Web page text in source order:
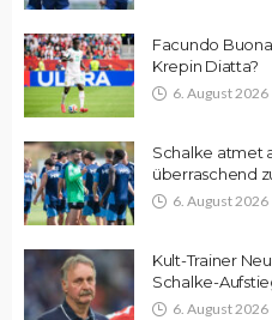
Facundo
Krepin Diatta?
6. August 2026
Schalke atmet
überraschend
6. August 2026
Kult-Trainer
Schalke-
6. August 2026